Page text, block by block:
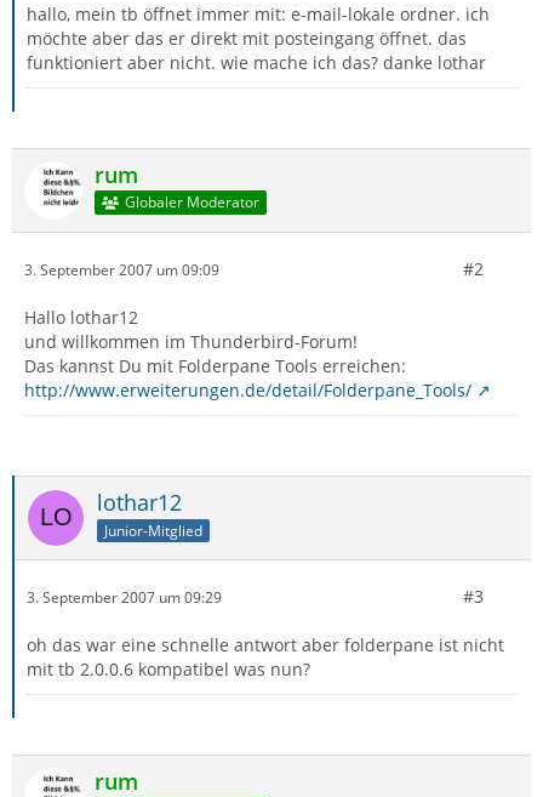
hallo, mein tb öffnet immer mit: e-mail-lokale ordner. ich
möchte aber das er direkt mit posteingang öffnet. das
funktioniert aber nicht. wie mache ich das? danke lothar
rum
Globaler Moderator
3. September 2007 um 09:09 #2
Hallo lothar12
und willkommen im Thunderbird-Forum!
Das kannst Du mit Folderpane Tools erreichen:
http://www.erweiterungen.de/detail/Folderpane_Tools/
lothar12
Junior-Mitglied
3. September 2007 um 09:29 #3
oh das war eine schnelle antwort aber folderpane ist nicht
mit tb 2.0.0.6 kompatibel was nun?
rum